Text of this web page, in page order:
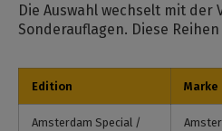
Die Auswahl wechselt mit
Sonderauflagen. Diese
Edition Marke
Amsterdam Special /